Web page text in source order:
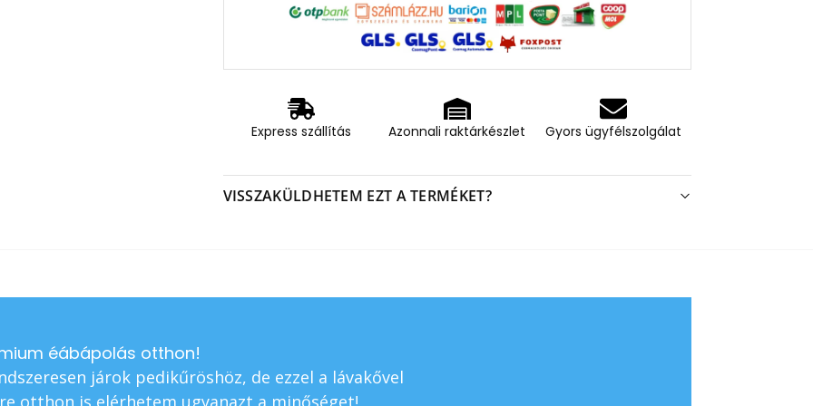
Express szállítás Azonnali raktárkészlet Gyors ügyfélszolgálat
VISSZAKÜLDHETEM EZT A TERMÉKET?
éábápolás otthon!
járok pedikűröshöz, de ezzel a lávakővel